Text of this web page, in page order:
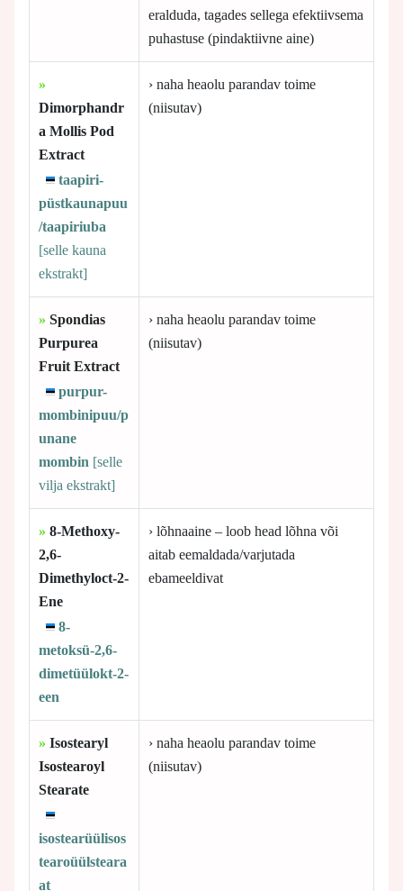
eralduda, tagades sellega efektiivsema
puhastuse (pindaktiivne aine)
»
Dimorphandr
a Mollis Pod
Extract
taapiri-
püstkaunapuu
/taapiriuba
[selle kauna
ekstrakt]
› naha heaolu parandav toime
(niisutav)
» Spondias
Purpurea
Fruit Extract
purpur-
mombinipuu/p
unane
mombin [selle
vilja ekstrakt]
› naha heaolu parandav toime
(niisutav)
» 8-Methoxy-
2,6-
Dimethyloct-2-
Ene
8-
metoksü-2,6-
dimetüülokt-2-
een
› lõhnaaine – loob head lõhna või
aitab eemaldada/varjutada
ebameeldivat
» Isostearyl
Isostearoyl
Stearate
isostearüülisos
tearoüülsteara
at
› naha heaolu parandav toime
(niisutav)